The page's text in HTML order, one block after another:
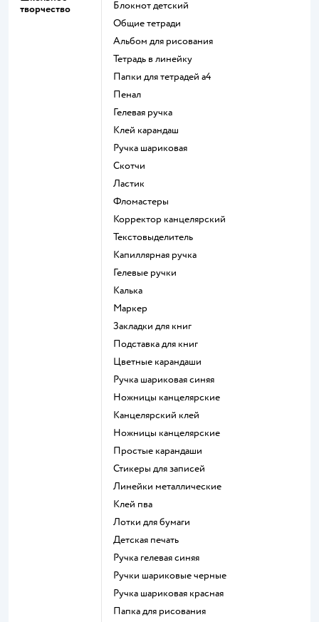
творчество
Блокнот детский
Общие тетради
Альбом для рисования
Тетрадь в линейку
Папки для тетрадей а4
Пенал
Гелевая ручка
Клей карандаш
Ручка шариковая
Скотчи
Ластик
Фломастеры
Корректор канцелярский
Текстовыделитель
Капиллярная ручка
Гелевые ручки
Калька
Маркер
Закладки для книг
Подставка для книг
Цветные карандаши
Ручка шариковая синяя
Ножницы канцелярские
Канцелярский клей
Ножницы канцелярские
Простые карандаши
Стикеры для записей
Линейки металлические
Клей пва
Лотки для бумаги
Детская печать
Ручка гелевая синяя
Ручки шариковые черные
Ручка шариковая красная
Папка для рисования